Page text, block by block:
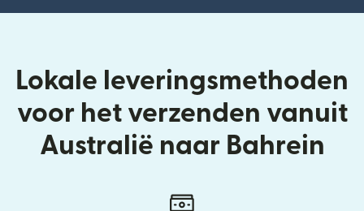
Lokale leveringsmethoden
voor het verzenden vanuit
Australië naar Bahrein